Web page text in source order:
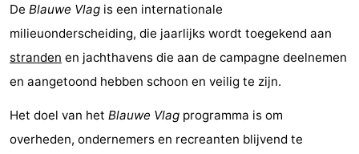
De Blauwe Vlag is een internationale
milieuonderscheiding, die jaarlijks wordt toegekend aan
stranden en jachthavens die aan de campagne deelnemen
en aangetoond hebben schoon en veilig te zijn.
Het doel van het Blauwe Vlag programma is om
overheden, ondernemers en recreanten blijvend te